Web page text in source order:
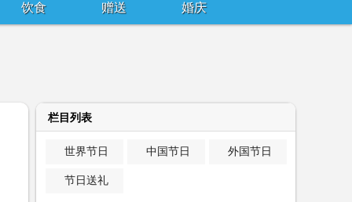
饮食 赠送 婚庆
栏目列表
世界节日 中国节日 外国节日
节日送礼